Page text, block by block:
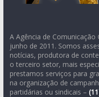
A Agência de Comunicação
junho de 2011. Somos
notícias, produtora de
o terceiro setor, mais
prestamos serviços para
na organização de
partidárias ou sindicais –